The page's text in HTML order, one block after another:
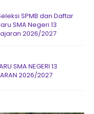
SPMB dan Daftar
SMA Negeri 13
2026/2027
SMA NEGERI 13
2026/2027